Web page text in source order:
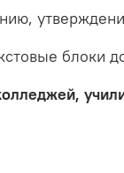
блоки